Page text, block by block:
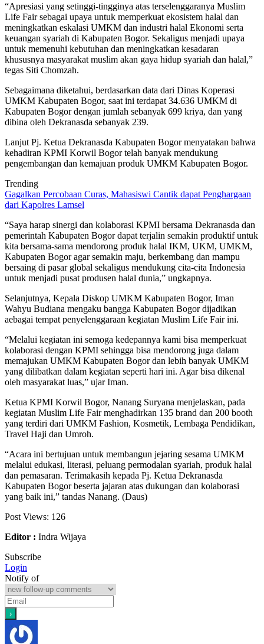
“Apresiasi yang setinggi-tingginya atas terselenggaranya Muslim
Life Fair sebagai upaya untuk memperkuat ekosistem halal dan
meningkatkan eskalasi UMKM dan industri halal Ekonomi serta
keuangan syariah di Kabupaten Bogor. Sekaligus menjadi upaya
untuk memenuhi kebutuhan dan meningkatkan kesadaran
khususnya masyarakat muslim akan gaya hidup syariah dan halal,”
tegas Siti Chomzah.
Sebagaimana diketahui, berdasarkan data dari Dinas Koperasi
UMKM Kabupaten Bogor, saat ini terdapat 34.636 UMKM di
Kabupaten Bogor dengan jumlah sebanyak 699 kriya, dan yang
dibina oleh Dekranasda sebanyak 239.
Lanjut Pj. Ketua Dekranasda Kabupaten Bogor menyatakan bahwa
kehadiran KPMI Korwil Bogor telah banyak mendukung
pengembangan dan kemajuan produk UMKM Kabupaten Bogor.
Trending
Gagalkan Percobaan Curas, Mahasiswi Cantik dapat Penghargaan
dari Kapolres Lamsel
“Saya harap sinergi dan kolaborasi KPMI bersama Dekranasda dan
pemerintah Kabupaten Bogor dapat terjalin semakin produktif untuk
kita bersama-sama mendorong produk halal IKM, UKM, UMKM,
Kabupaten Bogor agar semakin maju, berkembang dan mampu
bersaing di pasar global sekaligus mendukung cita-cita Indonesia
untuk menjadi pusat produsen halal dunia,” ungkapnya.
Selanjutnya, Kepala Diskop UMKM Kabupaten Bogor, Iman
Wahyu Budiana mengaku bangga Kabupaten Bogor dijadikan
aebagai tempat penyelenggaraan kegiatan Muslim Life Fair ini.
“Melalui kegiatan ini semoga kedepannya kami bisa memperkuat
kolaborasi dengan KPMI sehingga bisa mendorong juga dalam
memajukan UMKM Kabupaten Bogor dan lebih banyak UMKM
yang dilibatkan dalam kegiatan seperti hari ini. Agar bisa dikenal
oleh masyarakat luas,” ujar Iman.
Ketua KPMI Korwil Bogor, Nanang Suryana menjelaskan, pada
kegiatan Muslim Life Fair menghadirkan 135 brand dan 200 booth
yang terdiri dari UMKM Fashion, Kosmetik, Lembaga Pendidikan,
Travel Haji dan Umroh.
“Acara ini bertujuan untuk membangun jejaring sesama UMKM
melalui edukasi, literasi, peluang permodalan syariah, produk halal
dan pemasaran. Terimakasih kepada Pj. Ketua Dekranasda
Kabupaten Bogor beserta jajaran atas dukungan dan kolaborasi
yang baik ini,” tandas Nanang. (Daus)
Post Views: 126
Editor : Indra Wijaya
Subscribe
Login
Notify of